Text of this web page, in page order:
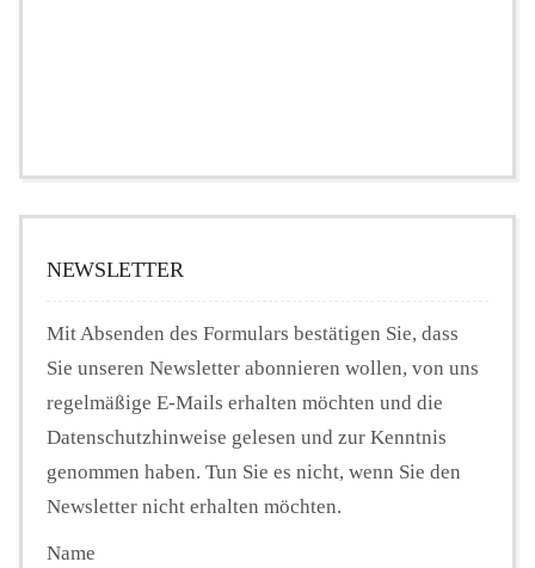
NEWSLETTER
Mit Absenden des Formulars bestätigen Sie, dass
Sie unseren Newsletter abonnieren wollen, von uns
regelmäßige E-Mails erhalten möchten und die
Datenschutzhinweise gelesen und zur Kenntnis
genommen haben. Tun Sie es nicht, wenn Sie den
Newsletter nicht erhalten möchten.
Name